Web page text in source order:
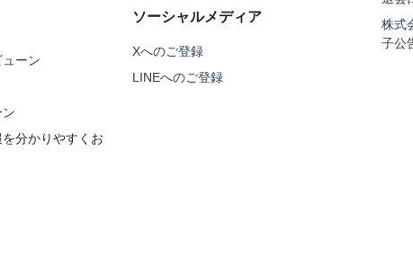
ーン
分かりやすくお
ソーシャルメディア
Xへのご登録
LINEへのご登録
株式
子公